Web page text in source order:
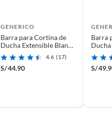
GENERICO
Barra para Cortina de
Ducha Extensible Blanca
0.90 - 1.60m
4.6 (17)
S/44.90
Barra
1.40 -
S/